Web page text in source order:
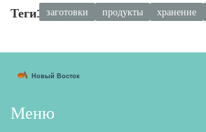
Теги: заготовки продукты хранение
Меню